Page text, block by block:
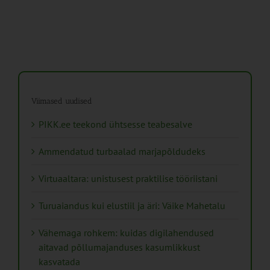
Viimased uudised
PIKK.ee teekond ühtsesse teabesalve
Ammendatud turbaalad marjapõldudeks
Virtuaaltara: unistusest praktilise tööriistani
Turuaiandus kui elustiil ja äri: Väike Mahetalu
Vähemaga rohkem: kuidas digilahendused
aitavad põllumajanduses kasumlikkust
kasvatada